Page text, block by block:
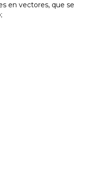
en vectores, que se